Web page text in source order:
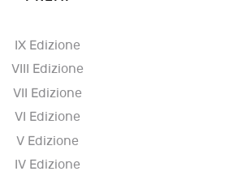
IX Edizione
VIII Edizione
VII Edizione
VI Edizione
V Edizione
IV Edizione